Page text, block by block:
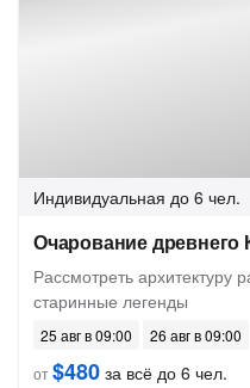
Индивидуальная до 6 чел.
Очарование древнего
Рассмотреть архитектуру
старинные легенды
25 авг в 09:00
26 авг в 09:00
от$480 за всё до 6 чел.